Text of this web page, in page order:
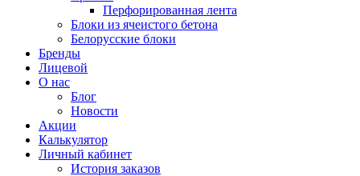
Перфорированная лента
Блоки из ячеистого бетона
Белорусские блоки
Бренды
Лицевой
О нас
Блог
Новости
Акции
Калькулятор
Личный кабинет
История заказов